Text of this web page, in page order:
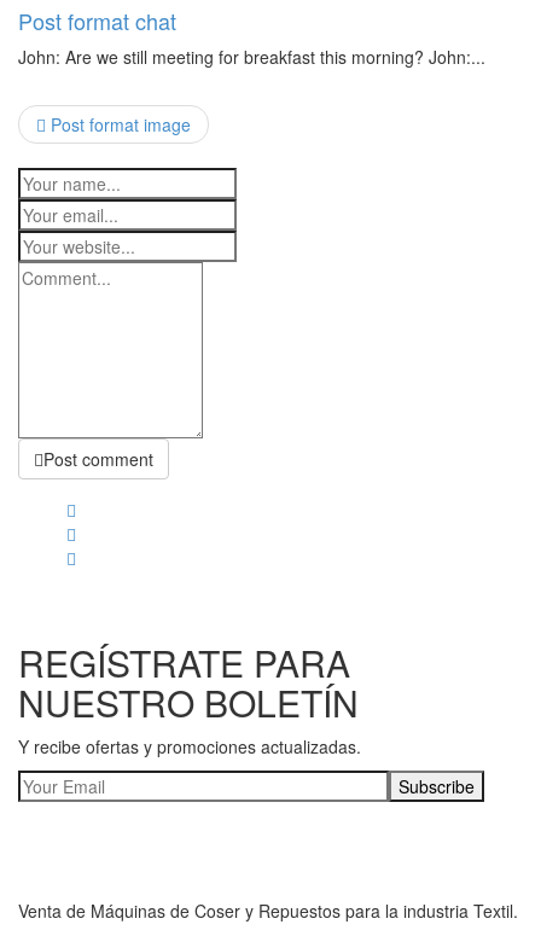
Post format chat
John: Are we still meeting for breakfast this morning? John:...
Post format image
Post comment
REGÍSTRATE PARA
NUESTRO BOLETÍN
Y recibe ofertas y promociones actualizadas.
Venta de Máquinas de Coser y Repuestos para la industria Textil.